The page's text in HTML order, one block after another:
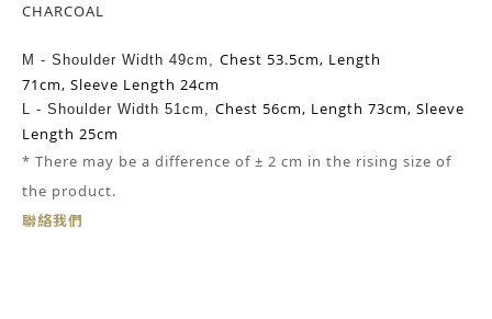
CHARCOAL
M - Shoulder Width 49cm, Chest 53.5cm, Length
71cm, Sleeve Length 24cm
L - Shoulder Width 51cm, Chest 56cm, Length 73cm, Sleeve
Length 25cm
* There may be a difference of ± 2 cm in the rising size of
the product.
聯絡我們